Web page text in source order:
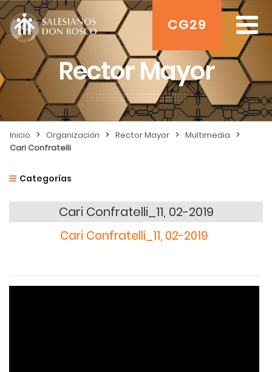
CG29
Rector Mayor
Inicio > Organización > Rector Mayor > Multimedia >
Cari Confratelli
Categorías
Cari Confratelli_11, 02-2019
Cari Confratelli_11, 02-2019